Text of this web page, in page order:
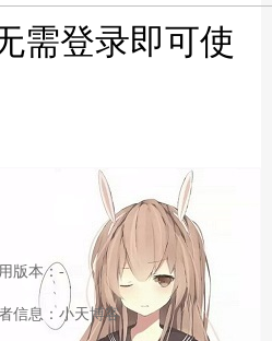
需登录即可使
版本：-
信息：小天博客